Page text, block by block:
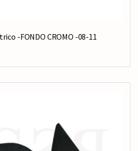
-FONDO CROMO -08-11